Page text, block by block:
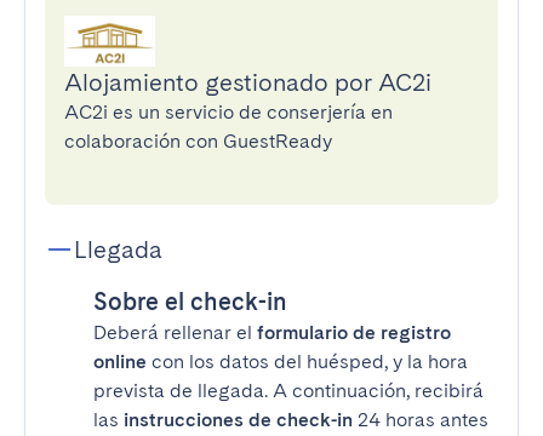
Alojamiento gestionado por AC2i
AC2i es un servicio de conserjería en
colaboración con GuestReady
Llegada
Sobre el check-in
Deberá rellenar el formulario de registro
online con los datos del huésped, y la hora
prevista de llegada. A continuación, recibirá
las instrucciones de check-in 24 horas antes